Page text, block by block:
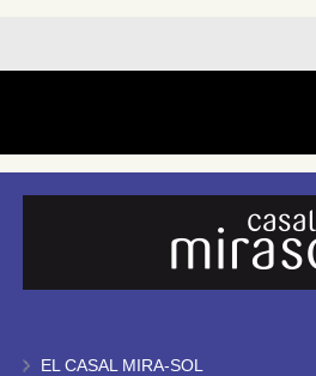
EL CASAL MIRA-SOL